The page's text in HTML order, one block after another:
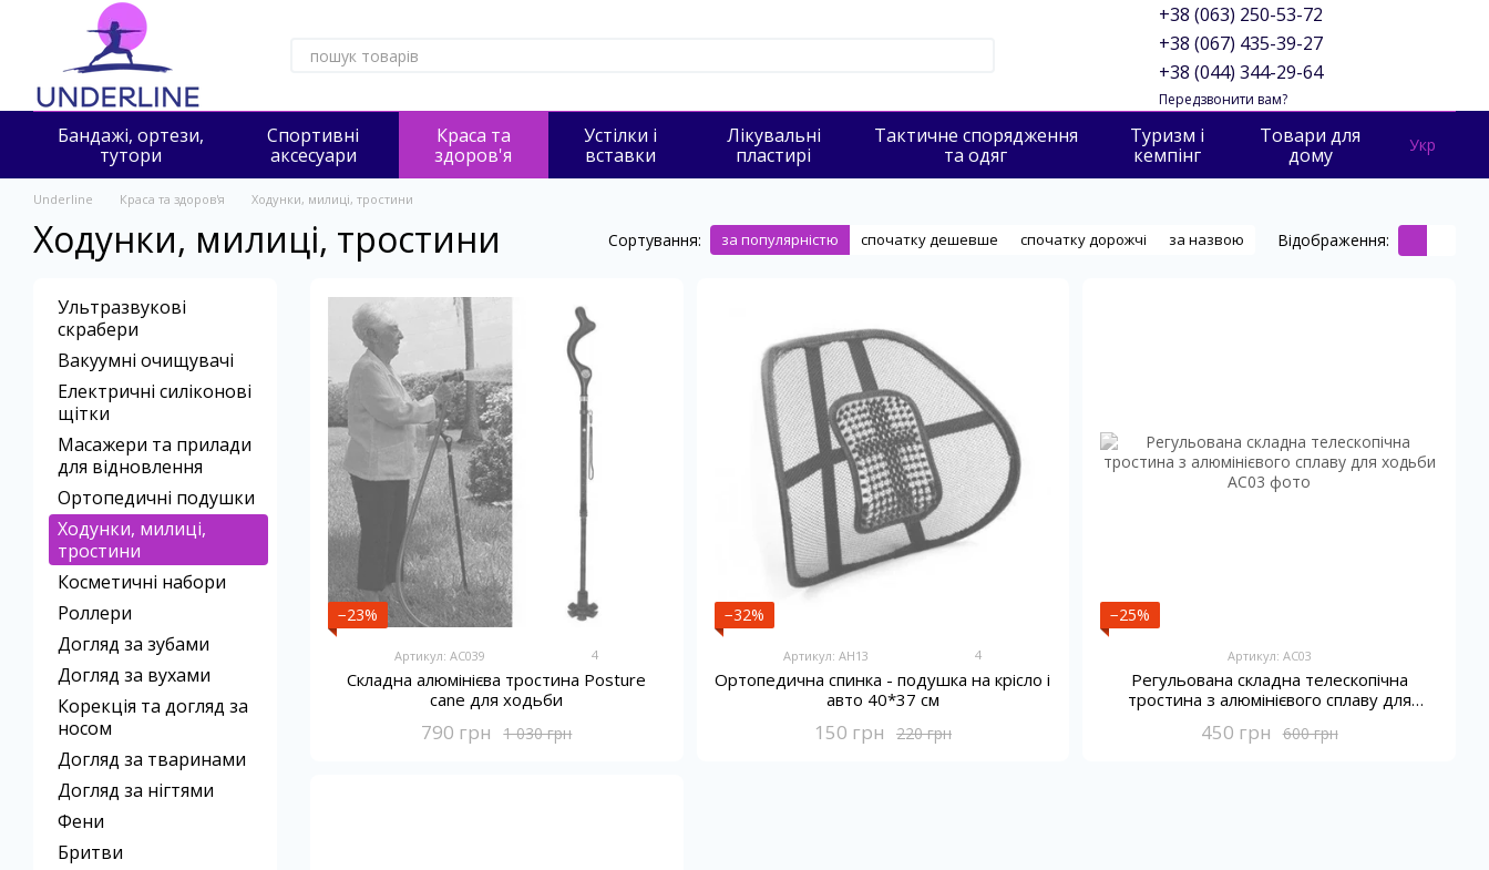
Перейти до основного контенту
+38 (063) 250-53-72
+38 (067) 435-39-27
+38 (044) 344-29-64
Передзвонити вам?
Бандажі, ортези,
тутори
Спортивні
аксесуари
Краса та
здоров'я
Устілки і
вставки
Лікувальні
пластирі
Тактичне спорядження
та одяг
Туризм і
кемпінг
Товари для
дому
Укр
Underline Краса та здоров'я Ходунки, милиці, тростини
Ходунки, милиці, тростини Сортування: за популярністю спочатку дешевше спочатку дорожчі за назвою Відображення:
−23%
Артикул: AC039 4
Складна алюмінієва тростина Posture
cane для ходьби
1 030 грн
790 грн
−32%
Артикул: AH13 4
Ортопедична спинка - подушка на крісло і
авто 40*37 см
220 грн
150 грн
−25%
Артикул: AC03
Регульована складна телескопічна
тростина з алюмінієвого сплаву для
600 грн
450 грн
Ультразвукові
скрабери
Вакуумні очищувачі
Електричні силіконові
щітки
Масажери та прилади
для відновлення
Ортопедичні подушки
Ходунки, милиці,
тростини
Косметичні набори
Роллери
Догляд за зубами
Догляд за вухами
Корекція та догляд за
носом
Догляд за тваринами
Догляд за нігтями
Фени
Бритви